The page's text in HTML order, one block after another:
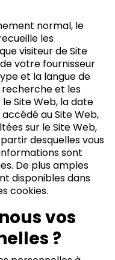
normal, le
les
visiteur de Site
votre fournisseur
et la langue de
et les
Site Web, la date
au Site Web,
sur le Site Web,
desquelles vous
sont
De plus amples
disponibles dans
cookies.
vos
?